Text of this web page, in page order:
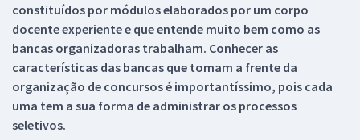
constituídos por módulos elaborados por um corpo
docente experiente e que entende muito bem como as
bancas organizadoras trabalham. Conhecer as
características das bancas que tomam a frente da
organização de concursos é importantíssimo, pois cada
uma tem a sua forma de administrar os processos
seletivos.